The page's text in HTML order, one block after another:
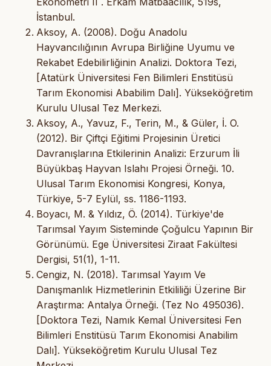
İstanbul.
Aksoy, A. (2008). Doğu Anadolu
Hayvancılığının Avrupa Birliğine Uyumu ve
Rekabet Edebilirliğinin Analizi. Doktora Tezi,
[Atatürk Üniversitesi Fen Bilimleri Enstitüsü
Tarım Ekonomisi Ababilim Dalı]. Yükseköğretim
Kurulu Ulusal Tez Merkezi.
Aksoy, A., Yavuz, F., Terin, M., & Güler, İ. O.
(2012). Bir Çiftçi Eğitimi Projesinin Üretici
Davranışlarına Etkilerinin Analizi: Erzurum İli
Büyükbaş Hayvan Islahı Projesi Örneği. 10.
Ulusal Tarım Ekonomisi Kongresi, Konya,
Türkiye, 5-7 Eylül, ss. 1186-1193.
Boyacı, M. & Yıldız, Ö. (2014). Türkiye'de
Tarımsal Yayım Sisteminde Çoğulcu Yapının Bir
Görünümü. Ege Üniversitesi Ziraat Fakültesi
Dergisi, 51(1), 1-11.
Cengiz, N. (2018). Tarımsal Yayım Ve
Danışmanlık Hizmetlerinin Etkililiği Üzerine Bir
Araştırma: Antalya Örneği. (Tez No 495036).
[Doktora Tezi, Namık Kemal Üniversitesi Fen
Bilimleri Enstitüsü Tarım Ekonomisi Anabilim
Dalı]. Yükseköğretim Kurulu Ulusal Tez